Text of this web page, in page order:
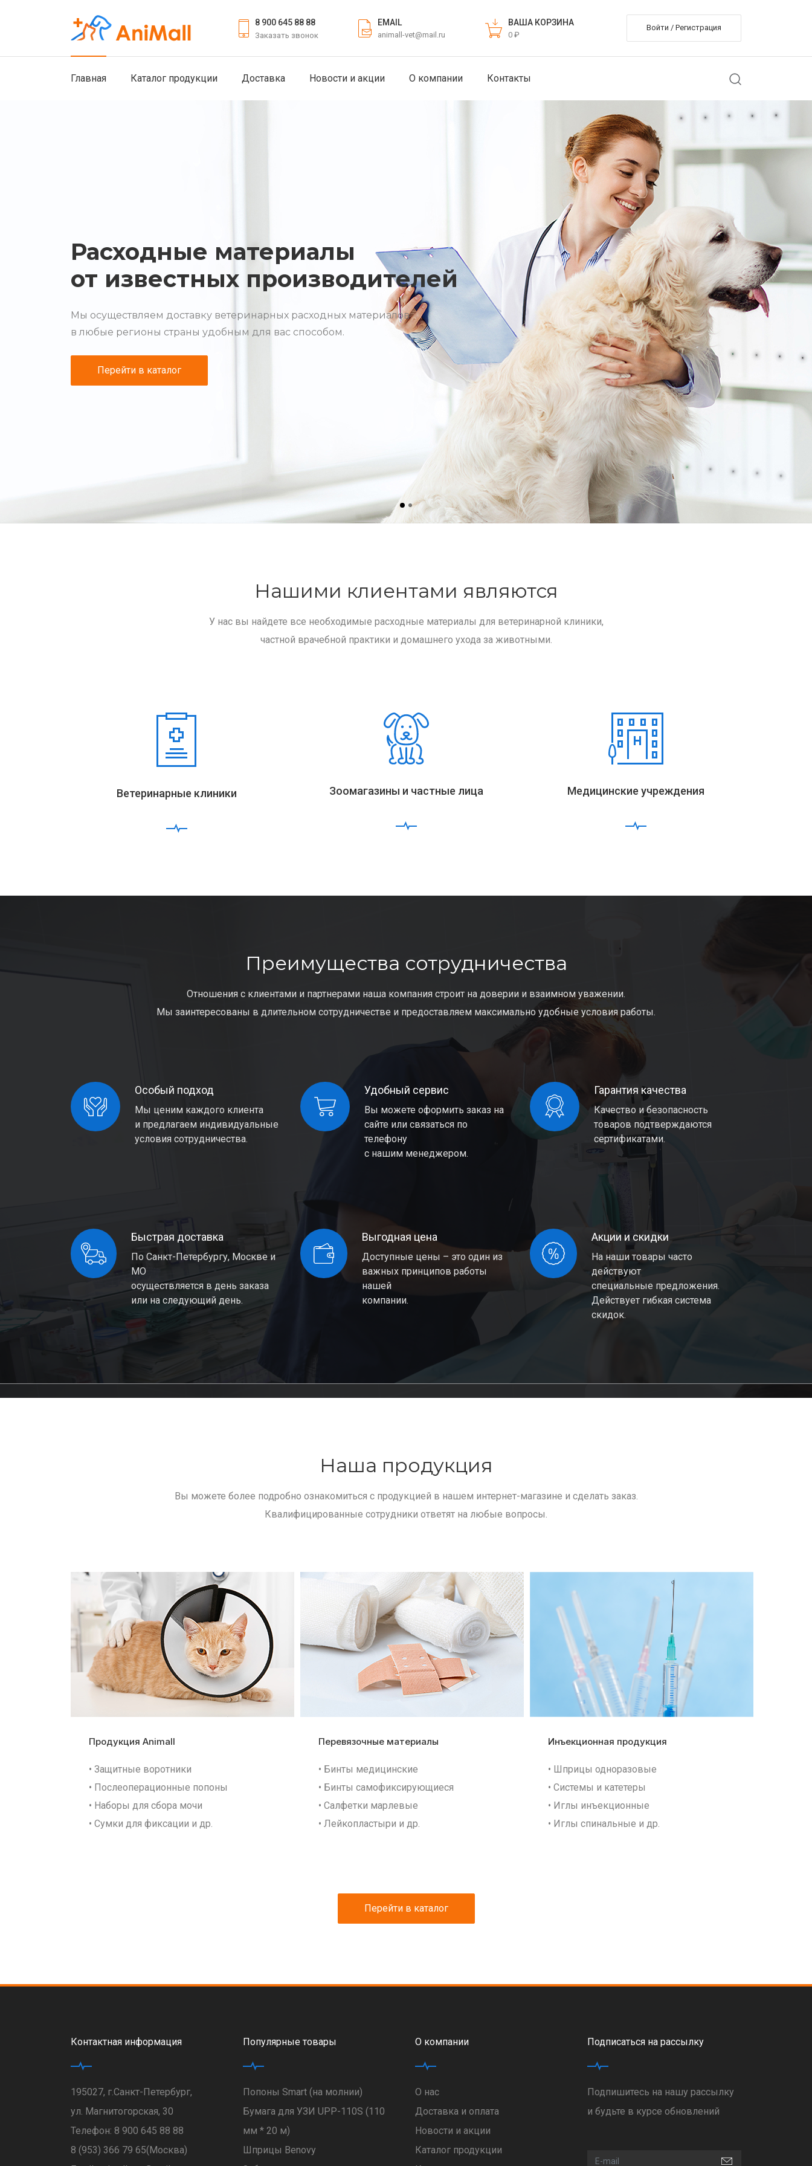
8 900 645 88 88
Заказать звонок
EMAIL
animall-vet@mail.ru
ВАША КОРЗИНА
0 ₽
Войти / Регистрация
Главная Каталог продукции Доставка Новости и акции О компании Контакты
Широкий ассортимент товара
собственного производства
Мы полностью контролируем технологический процесс
и отвечаем за качество изготовления расходных материалов.
Перейти в каталог
Нашими клиентами являются
У нас вы найдете все необходимые расходные материалы для ветеринарной клиники,
частной врачебной практики и домашнего ухода за животными.
Ветеринарные клиники Зоомагазины и частные лица Медицинские учреждения
Преимущества сотрудничества
Отношения с клиентами и партнерами наша компания строит на доверии и взаимном уважении.
Мы заинтересованы в длительном сотрудничестве и предоставляем максимально удобные условия работы.
Особый подход
Мы ценим каждого клиента
и предлагаем индивидуальные
условия сотрудничества.
Удобный сервис
Вы можете оформить заказ на
сайте или связаться по
телефону
с нашим менеджером.
Гарантия качества
Качество и безопасность
товаров подтверждаются
сертификатами.
Быстрая доставка
По Санкт-Петербургу, Москве и
МО
осуществляется в день заказа
или на следующий день.
Выгодная цена
Доступные цены – это один из
важных принципов работы
нашей
компании.
Акции и скидки
На наши товары часто
действуют
специальные предложения.
Действует гибкая система
скидок.
Наша продукция
Вы можете более подробно ознакомиться с продукцией в нашем интернет-магазине и сделать заказ.
Квалифицированные сотрудники ответят на любые вопросы.
Продукция Animall
• Защитные воротники
• Послеоперационные попоны
• Наборы для сбора мочи
• Сумки для фиксации и др.
Перевязочные материалы
• Бинты медицинские
• Бинты самофиксирующиеся
• Салфетки марлевые
• Лейкопластыри и др.
Инъекционная продукция
• Шприцы одноразовые
• Системы и катетеры
• Иглы инъекционные
• Иглы спинальные и др.
Перейти в каталог
Контактная информация
195027, г.Санкт-Петербург,
ул. Магнитогорская, 30
Телефон: 8 900 645 88 88
8 (953) 366 79 65(Москва)
Популярные товары
Попоны Smart (на молнии)
Бумага для УЗИ UPP-110S (110
мм * 20 м)
Шприцы Benovy
О компании
О нас
Доставка и оплата
Новости и акции
Каталог продукции
Подписаться на рассылку
Подпишитесь на нашу рассылку
и будьте в курсе обновлений